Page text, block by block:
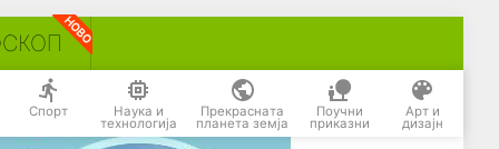
Спорт Наука и
технологија
Прекрасната
планета земја
Поучни
приказни
Арт и
дизајн